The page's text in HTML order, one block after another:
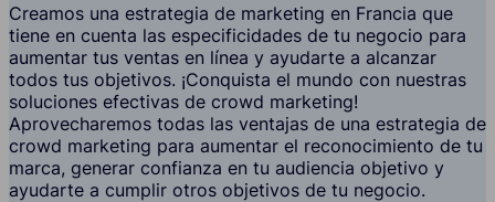
Creamos una estrategia de marketing en Francia que
tiene en cuenta las especificidades de tu negocio para
aumentar tus ventas en línea y ayudarte a alcanzar
todos tus objetivos. ¡Conquista el mundo con nuestras
soluciones efectivas de crowd marketing!
Aprovecharemos todas las ventajas de una estrategia de
crowd marketing para aumentar el reconocimiento de tu
marca, generar confianza en tu audiencia objetivo y
ayudarte a cumplir otros objetivos de tu negocio.